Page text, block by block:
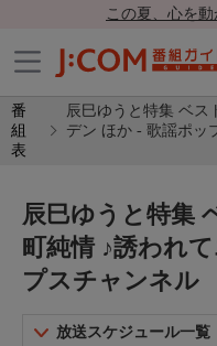
この夏、心を
番
組
表
辰巳ゆうと特集 ベス
デン ほか - 歌謡ポッ
辰巳ゆうと特集
町純情 ♪誘われ
プスチャンネル
放送スケジュール一覧